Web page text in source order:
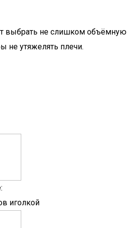
выбрать не слишком объёмную
не утяжелять плечи.
иголкой